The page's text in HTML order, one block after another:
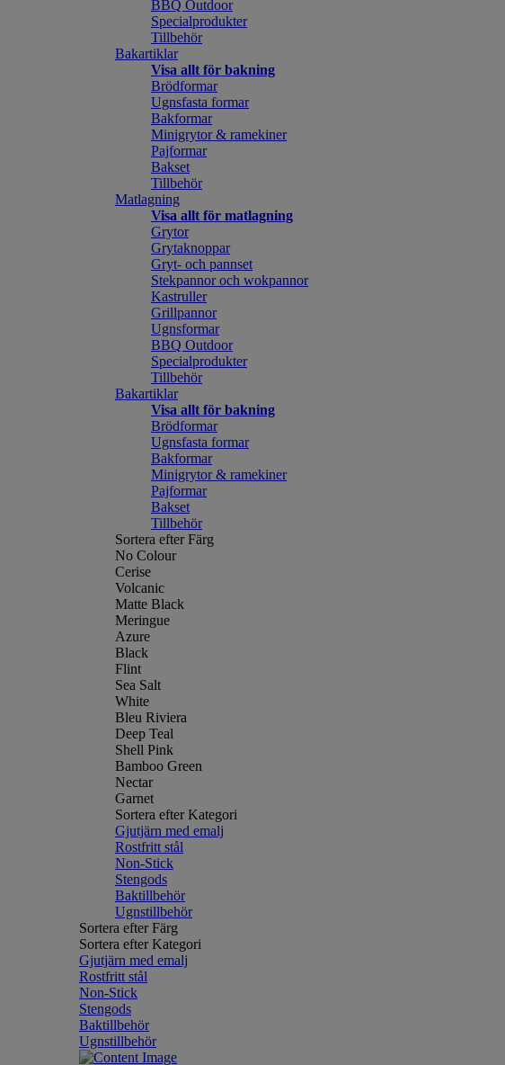
BBQ Outdoor
Specialprodukter
Tillbehör
Bakartiklar
Visa allt för bakning
Brödformar
Ugnsfasta formar
Bakformar
Minigrytor & ramekiner
Pajformar
Bakset
Tillbehör
Matlagning
Visa allt för matlagning
Grytor
Grytaknoppar
Gryt- och pannset
Stekpannor och wokpannor
Kastruller
Grillpannor
Ugnsformar
BBQ Outdoor
Specialprodukter
Tillbehör
Bakartiklar
Visa allt för bakning
Brödformar
Ugnsfasta formar
Bakformar
Minigrytor & ramekiner
Pajformar
Bakset
Tillbehör
Sortera efter Färg
No Colour
Cerise
Volcanic
Matte Black
Meringue
Azure
Black
Flint
Sea Salt
White
Bleu Riviera
Deep Teal
Shell Pink
Bamboo Green
Nectar
Garnet
Sortera efter Kategori
Gjutjärn med emalj
Rostfritt stål
Non-Stick
Stengods
Baktillbehör
Ugnstillbehör
Sortera efter Färg
Sortera efter Kategori
Gjutjärn med emalj
Rostfritt stål
Non-Stick
Stengods
Baktillbehör
Ugnstillbehör